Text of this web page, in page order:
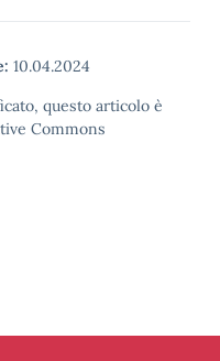
10.04.2024
questo articolo è
Commons